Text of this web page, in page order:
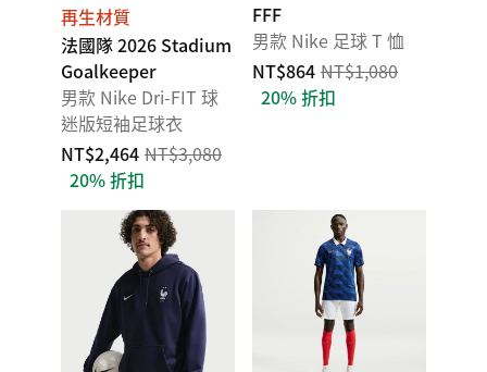
再生材質
法國隊 2026 Stadium
Goalkeeper
男款 Nike Dri-FIT 球
迷版短袖足球衣
NT$2,464 NT$3,080
20% 折扣
FFF
男款 Nike 足球 T 恤
NT$864 NT$1,080
20% 折扣